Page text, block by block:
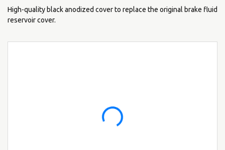
High-quality black anodized cover to replace the original brake fluid
reservoir cover.